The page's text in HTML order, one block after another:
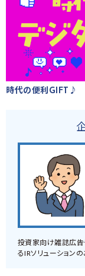
時代の便利GIFT♪
投資家向け雑誌広告
るIRソリューション